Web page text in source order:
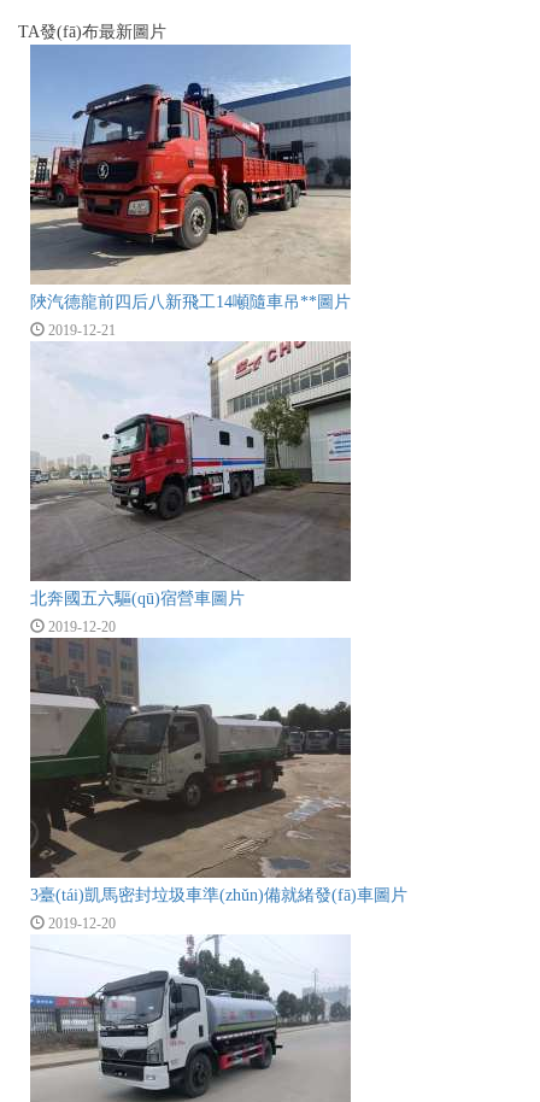
TA發(fā)布最新圖片
陜汽德龍前四后八新飛工14噸隨車吊**圖片
2019-12-21
北奔國五六驅(qū)宿營車圖片
2019-12-20
3臺(tái)凱馬密封垃圾車準(zhǔn)備就緒發(fā)車圖片
2019-12-20